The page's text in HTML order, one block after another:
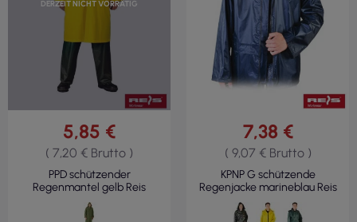
DERZEIT NICHT VORRÄTIG
5,85 €
( 7,20 € Brutto )
PPD schützender
Regenmantel gelb Reis
7,38 €
( 9,07 € Brutto )
KPNP G schützende
Regenjacke marineblau Reis